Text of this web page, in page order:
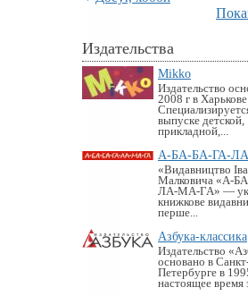
Издательства
Mikko
Издательство
2008 г в
выпуске детской,
прикладной,...
А-БА-БА-ГА-
«Видавництво
Малковича «А-
ЛА-МА-ГА» —
книжкове
перше...
Азбука-классика
Издательство
основано в
Петербурге в
настоящее время